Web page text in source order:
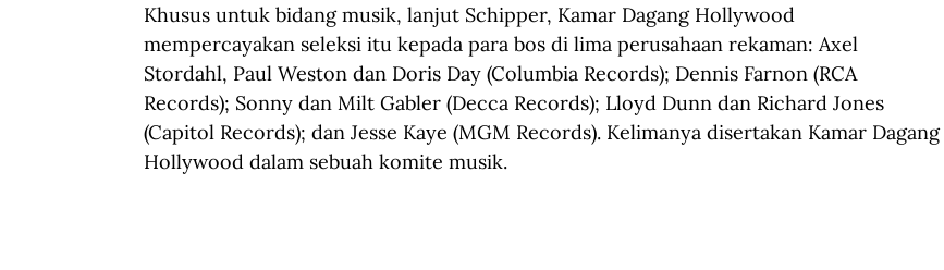
Khusus untuk bidang musik, lanjut Schipper, Kamar Dagang Hollywood
mempercayakan seleksi itu kepada para bos di lima perusahaan rekaman: Axel
Stordahl, Paul Weston dan Doris Day (Columbia Records); Dennis Farnon (RCA
Records); Sonny dan Milt Gabler (Decca Records); Lloyd Dunn dan Richard Jones
(Capitol Records); dan Jesse Kaye (MGM Records). Kelimanya disertakan Kamar Dagang
Hollywood dalam sebuah komite musik.